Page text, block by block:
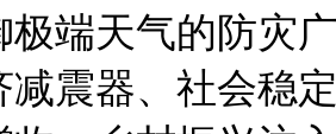
极端天气的防灾
减震器、社会稳